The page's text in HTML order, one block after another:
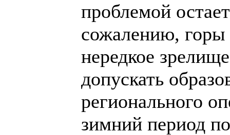
проблемой
сожалению, горы
нередкое
допускать
регионального
зимний период